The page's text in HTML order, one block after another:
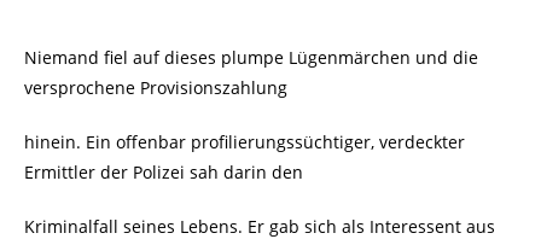
Niemand fiel auf dieses plumpe Lügenmärchen und die
versprochene Provisionszahlung
hinein. Ein offenbar profilierungssüchtiger, verdeckter
Ermittler der Polizei sah darin den
Kriminalfall seines Lebens. Er gab sich als Interessent aus